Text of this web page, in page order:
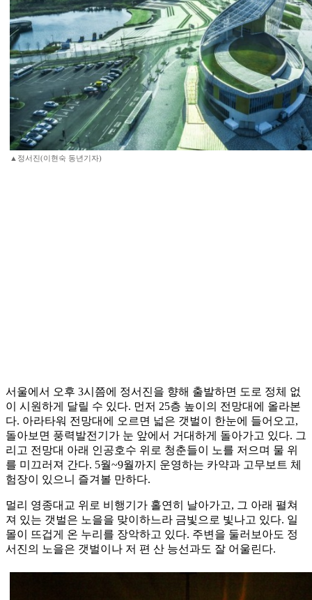
▲정서진(이현숙 동년기자)
서울에서 오후 3시쯤에 정서진을 향해 출발하면 도로 정체 없
이 시원하게 달릴 수 있다. 먼저 25층 높이의 전망대에 올라본
다. 아라타워 전망대에 오르면 넓은 갯벌이 한눈에 들어오고,
돌아보면 풍력발전기가 눈 앞에서 거대하게 돌아가고 있다. 그
리고 전망대 아래 인공호수 위로 청춘들이 노를 저으며 물 위
를 미끄러져 간다. 5월~9월까지 운영하는 카약과 고무보트 체
험장이 있으니 즐겨볼 만하다.
멀리 영종대교 위로 비행기가 홀연히 날아가고, 그 아래 펼쳐
져 있는 갯벌은 노을을 맞이하느라 금빛으로 빛나고 있다. 일
몰이 뜨겁게 온 누리를 장악하고 있다. 주변을 둘러보아도 정
서진의 노을은 갯벌이나 저 편 산 능선과도 잘 어울린다.